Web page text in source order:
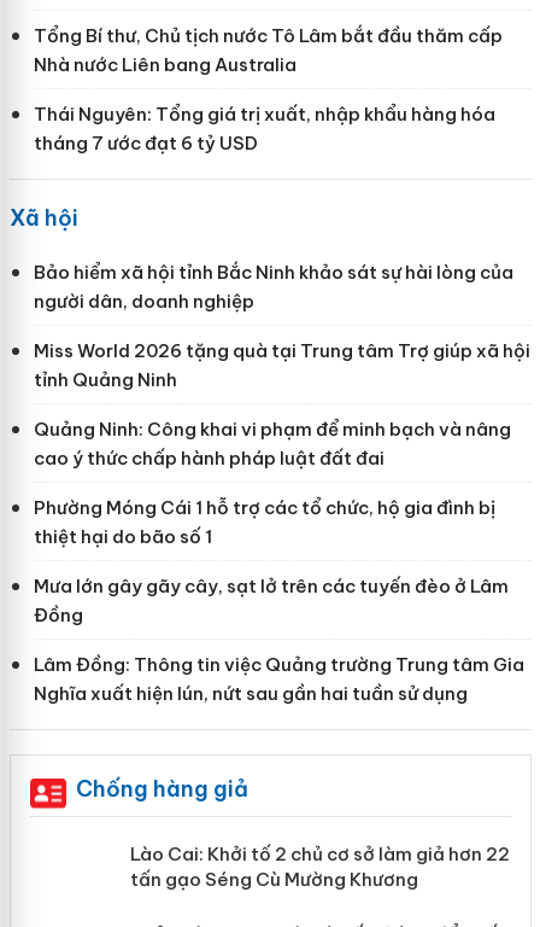
Tổng Bí thư, Chủ tịch nước Tô Lâm bắt đầu thăm cấp
Nhà nước Liên bang Australia
Thái Nguyên: Tổng giá trị xuất, nhập khẩu hàng hóa
tháng 7 ước đạt 6 tỷ USD
Xã hội
Bảo hiểm xã hội tỉnh Bắc Ninh khảo sát sự hài lòng của
người dân, doanh nghiệp
Miss World 2026 tặng quà tại Trung tâm Trợ giúp xã hội
tỉnh Quảng Ninh
Quảng Ninh: Công khai vi phạm để minh bạch và nâng
cao ý thức chấp hành pháp luật đất đai
Phường Móng Cái 1 hỗ trợ các tổ chức, hộ gia đình bị
thiệt hại do bão số 1
Mưa lớn gây gãy cây, sạt lở trên các tuyến đèo ở Lâm
Đồng
Lâm Đồng: Thông tin việc Quảng trường Trung tâm Gia
Nghĩa xuất hiện lún, nứt sau gần hai tuần sử dụng
Chống hàng giả
Lào Cai: Khởi tố 2 chủ cơ sở làm giả
hơn 22 tấn gạo Séng Cù Mường